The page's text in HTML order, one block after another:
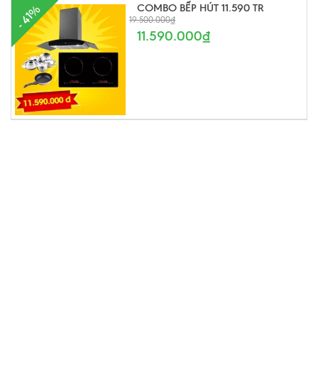
- 41% COMBO BẾP HÚT 11.590 TR
19.500.000₫
11.590.000₫